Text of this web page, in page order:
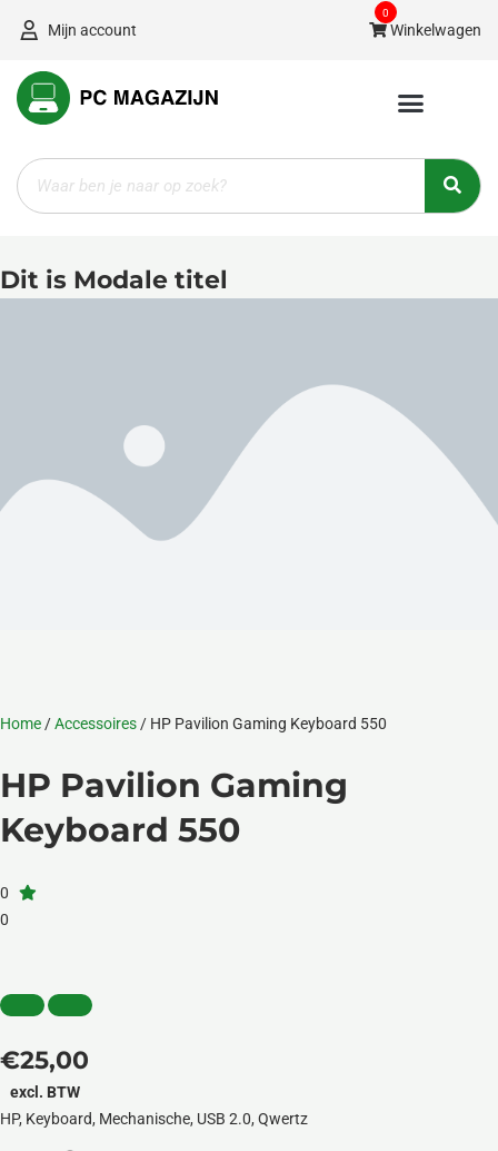
naar
inhoud
Mijn account
0
Winkelwagen
Zoeken
Dit is Modale titel
Home /Accessoires / HP Pavilion Gaming Keyboard 550
HP Pavilion Gaming
Keyboard 550
0
0
€25,00
excl. BTW
HP, Keyboard, Mechanische, USB 2.0, Qwertz